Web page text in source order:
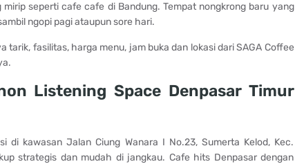
seperti cafe cafe di Bandung. Tempat nongkrong baru yang
ngopi pagi ataupun sore hari.
fasilitas, harga menu, jam buka dan lokasi dari SAGA Coffee
Listening Space Denpasar Timur
di kawasan Jalan Ciung Wanara I No.23, Sumerta Kelod, Kec.
strategis dan mudah di jangkau. Cafe hits Denpasar dengan